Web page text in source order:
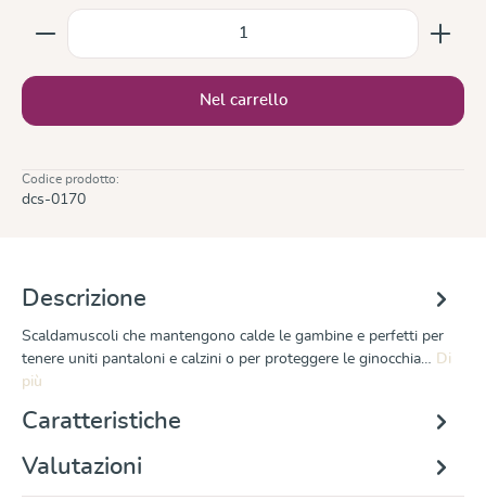
Quantità del prodotto: inserisci la quantità
Nel carrello
Codice prodotto:
dcs-0170
Descrizione
Scaldamuscoli che mantengono calde le gambine e perfetti per
tenere uniti pantaloni e calzini o per proteggere le ginocchia… Di
più
Caratteristiche
Valutazioni